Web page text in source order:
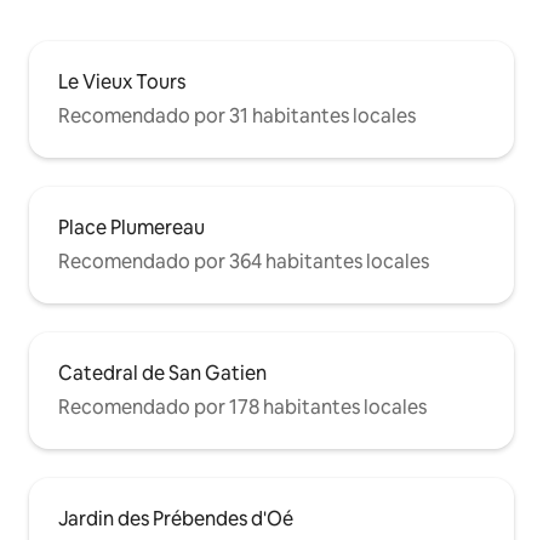
Le Vieux Tours
Recomendado por 31 habitantes locales
Place Plumereau
Recomendado por 364 habitantes locales
Catedral de San Gatien
Recomendado por 178 habitantes locales
Jardin des Prébendes d'Oé